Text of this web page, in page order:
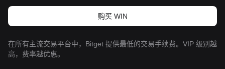
购买 WIN
在所有主流交易平台中，Bitget 提供最低的交易手续费。VIP 级别越
高，费率越优惠。